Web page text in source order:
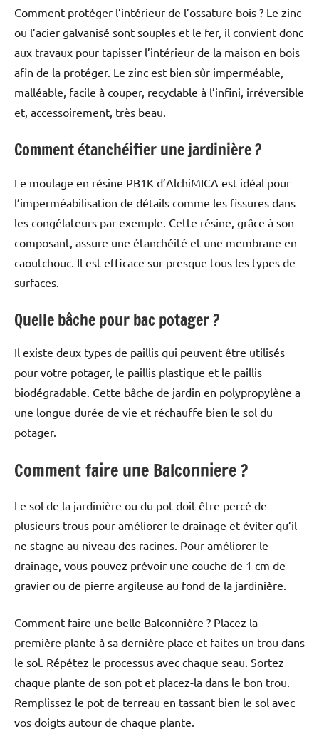
Comment protéger l’intérieur de l’ossature bois ? Le zinc
ou l’acier galvanisé sont souples et le fer, il convient donc
aux travaux pour tapisser l’intérieur de la maison en bois
afin de la protéger. Le zinc est bien sûr imperméable,
malléable, facile à couper, recyclable à l’infini, irréversible
et, accessoirement, très beau.
Comment étanchéifier une jardinière ?
Le moulage en résine PB1K d’AlchiMICA est idéal pour
l’imperméabilisation de détails comme les fissures dans
les congélateurs par exemple. Cette résine, grâce à son
composant, assure une étanchéité et une membrane en
caoutchouc. Il est efficace sur presque tous les types de
surfaces.
Quelle bâche pour bac potager ?
Il existe deux types de paillis qui peuvent être utilisés
pour votre potager, le paillis plastique et le paillis
biodégradable. Cette bâche de jardin en polypropylène a
une longue durée de vie et réchauffe bien le sol du
potager.
Comment faire une Balconniere ?
Le sol de la jardinière ou du pot doit être percé de
plusieurs trous pour améliorer le drainage et éviter qu’il
ne stagne au niveau des racines. Pour améliorer le
drainage, vous pouvez prévoir une couche de 1 cm de
gravier ou de pierre argileuse au fond de la jardinière.
Comment faire une belle Balconnière ? Placez la
première plante à sa dernière place et faites un trou dans
le sol. Répétez le processus avec chaque seau. Sortez
chaque plante de son pot et placez-la dans le bon trou.
Remplissez le pot de terreau en tassant bien le sol avec
vos doigts autour de chaque plante.